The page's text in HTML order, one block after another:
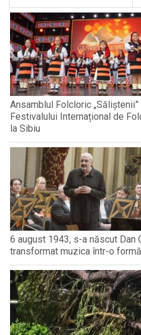
Ansamblul Folcloric
Festivalului Internațional de
la Sibiu
6 august 1943, s-a născut Dan
transformat muzica într-o